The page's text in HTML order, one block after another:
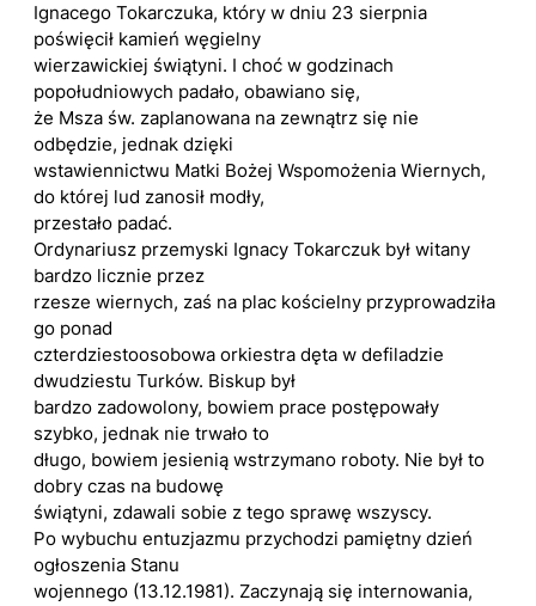
Ignacego Tokarczuka, który w dniu 23 sierpnia
poświęcił kamień węgielny
wierzawickiej świątyni. I choć w godzinach
popołudniowych padało, obawiano się,
że Msza św. zaplanowana na zewnątrz się nie
odbędzie, jednak dzięki
wstawiennictwu Matki Bożej Wspomożenia Wiernych,
do której lud zanosił modły,
przestało padać.
Ordynariusz przemyski Ignacy Tokarczuk był witany
bardzo licznie przez
rzesze wiernych, zaś na plac kościelny przyprowadziła
go ponad
czterdziestoosobowa orkiestra dęta w defiladzie
dwudziestu Turków. Biskup był
bardzo zadowolony, bowiem prace postępowały
szybko, jednak nie trwało to
długo, bowiem jesienią wstrzymano roboty. Nie był to
dobry czas na budowę
świątyni, zdawali sobie z tego sprawę wszyscy.
Po wybuchu entuzjazmu przychodzi pamiętny dzień
ogłoszenia Stanu
wojennego (13.12.1981). Zaczynają się internowania,